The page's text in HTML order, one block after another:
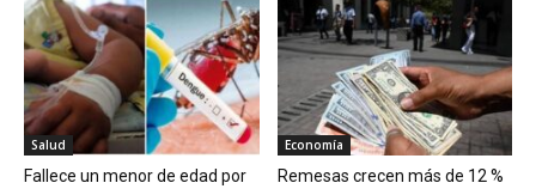
Salud
Fallece un menor de edad por
Economía
Remesas crecen más de 12 %